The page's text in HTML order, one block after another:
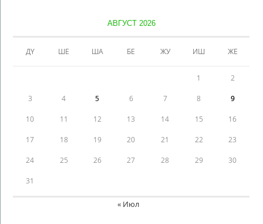
АВГУСТ 2026
ДҮ ШЕ ША БЕ ЖУ ИШ ЖЕ
1 2
3 4 5 6 7 8 9
10 11 12 13 14 15 16
17 18 19 20 21 22 23
24 25 26 27 28 29 30
31
« Июл